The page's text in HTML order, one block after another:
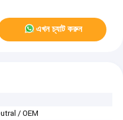
এখন চ্যাট করুন
/ OEM